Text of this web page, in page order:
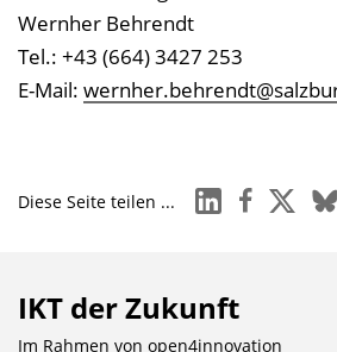
Wernher Behrendt
Tel.: +43 (664) 3427 253
E-Mail:
Diese Seite teilen ... linkedinfacebook
x
IKT der Zukunft
Im Rahmen von open4innovation